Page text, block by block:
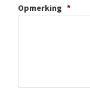
Opmerking *